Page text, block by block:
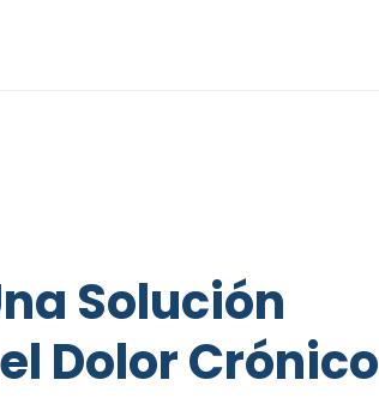
Solución
Dolor Crónico